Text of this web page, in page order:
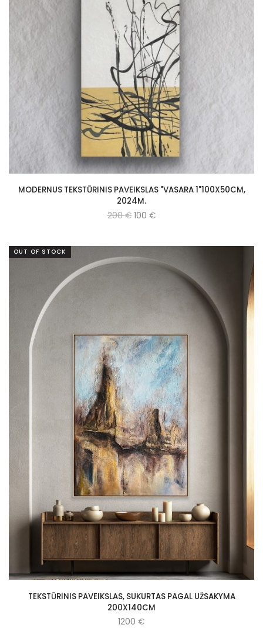
MODERNUS TEKSTŪRINIS PAVEIKSLAS "VASARA 1"100X50CM,
2024M.
200€100 €
OUT OF STOCK
TEKSTŪRINIS PAVEIKSLAS, SUKURTAS PAGAL UŽSAKYMA
200X140CM
1200 €